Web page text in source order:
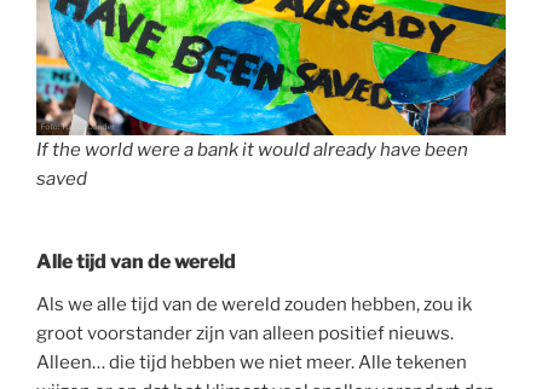
If the world were a bank it would already have been
saved
Alle tijd van de wereld
Als we alle tijd van de wereld zouden hebben, zou ik
groot voorstander zijn van alleen positief nieuws.
Alleen… die tijd hebben we niet meer. Alle tekenen